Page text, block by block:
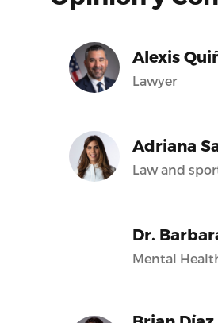
Alexis
Lawyer
Adriana
Law and
Dr.
Mental